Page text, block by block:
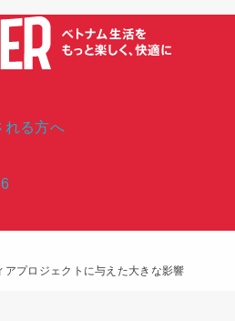
れる方へ
プロジェクトに与えた大きな影響